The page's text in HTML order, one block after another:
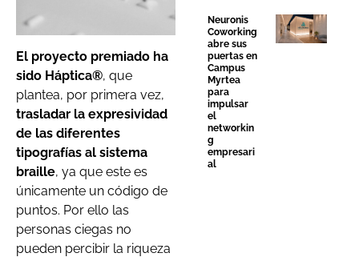
El proyecto premiado ha
sido Háptica®, que
plantea, por primera vez,
trasladar la expresividad
de las diferentes
tipografías al sistema
braille, ya que este es
únicamente un código de
puntos. Por ello las
personas ciegas no
pueden percibir la riqueza
Neuronis
Coworking
abre sus
puertas en
Campus
Myrtea
para
impulsar
el
networkin
g
empresari
al